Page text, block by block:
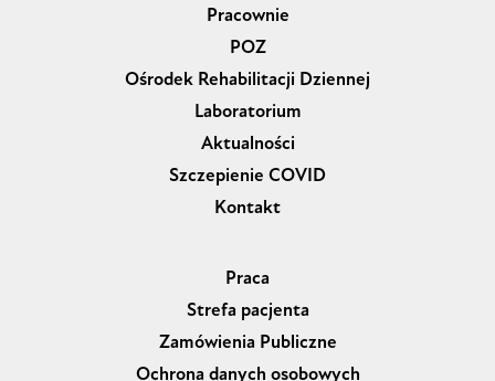
Pracownie
POZ
Ośrodek Rehabilitacji Dziennej
Laboratorium
Aktualności
Szczepienie COVID
Kontakt
Praca
Strefa pacjenta
Zamówienia Publiczne
Ochrona danych osobowych